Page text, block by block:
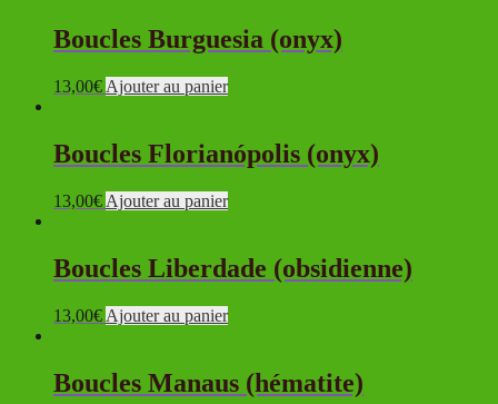
Boucles Burguesia (onyx)
13,00€ Ajouter au panier
Boucles Florianópolis (onyx)
13,00€ Ajouter au panier
Boucles Liberdade (obsidienne)
13,00€ Ajouter au panier
Boucles Manaus (hématite)